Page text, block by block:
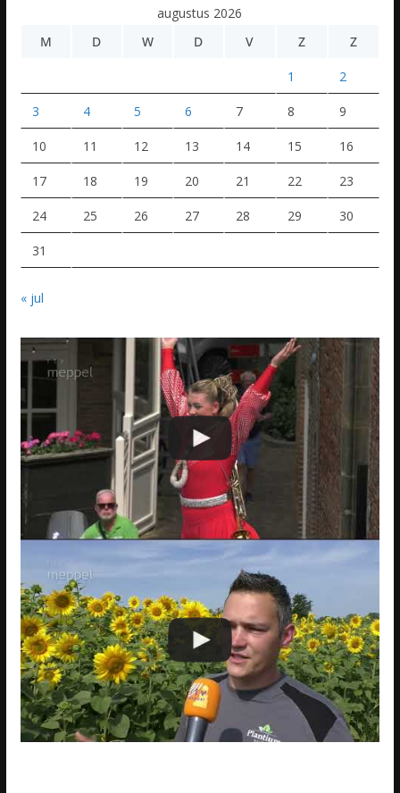
augustus 2026
M
D W D V Z Z
1 2
3 4 5 6 7 8 9
10 11 12 13 14 15 16
17 18 19 20 21 22 23
24 25 26 27 28 29 30
31
« jul